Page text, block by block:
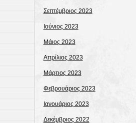
Σεπτέμβριος 2023
Ιούνιος 2023
Μάιος 2023
Απρίλιος 2023
Μάρτιος 2023
Φεβρουάριος 2023
Ιανουάριος 2023
Δεκέμβριος 2022